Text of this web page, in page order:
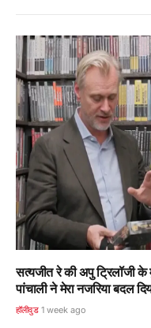
सत्यजीत रे की अपु ट्रिलॉजी के
पांचाली ने मेरा नजरिया बदल
हॉलीवुड 1 week ago